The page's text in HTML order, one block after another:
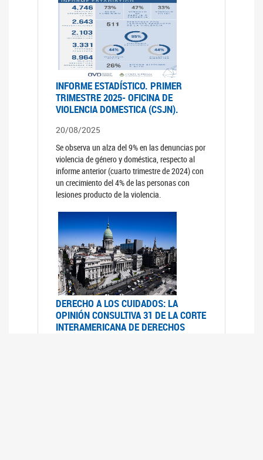
INFORME ESTADÍSTICO. PRIMER
TRIMESTRE 2025- OFICINA DE
VIOLENCIA DOMESTICA (CSJN).
20/08/2025
Se observa un alza del 9% en las denuncias por
violencia de género y doméstica, respecto al
informe anterior (cuarto trimestre de 2024) con
un crecimiento del 4% de las personas con
lesiones producto de la violencia.
DERECHO A LOS CUIDADOS: LA
OPINIÓN CONSULTIVA 31 DE LA CORTE
INTERAMERICANA DE DERECHOS